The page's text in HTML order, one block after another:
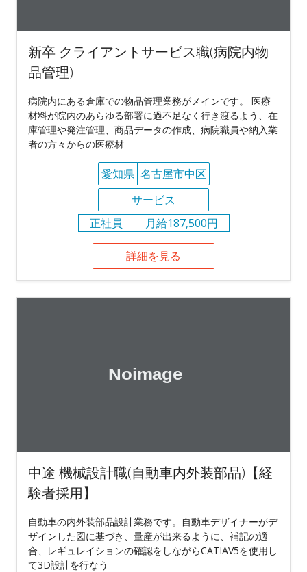
新卒 クライアントサービス職(病院内物
品管理)
病院内にある倉庫での物品管理業務がメインです。 医療
材料が院内のあらゆる部署に過不足なく行き渡るよう、在
庫管理や発注管理、商品データの作成、病院職員や納入業
者の方々からの医療材
愛知県 名古屋市中区
サービス
正社員
月給187,500円
詳細を見る
中途 機械設計職(自動車内外装部品)【経
験者採用】
自動車の内外装部品設計業務です。自動車デザイナーがデ
ザインした図に基づき、量産が出来るように、補記の適
合、レギュレイションの確認をしながらCATIAV5を使用し
て3D設計を行なう